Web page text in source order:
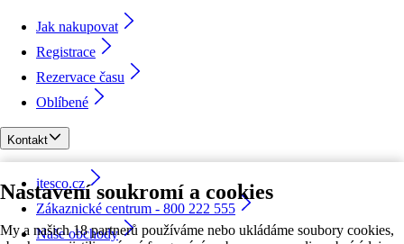
Nastavení soukromí a cookies
My a našich 18 partnerů používáme nebo ukládáme soubory cookies,
Jak nakupovat
Registrace
Rezervace času
Oblíbené
Kontakt
itesco.cz
Zákaznické centrum - 800 222 555
Naše obchody